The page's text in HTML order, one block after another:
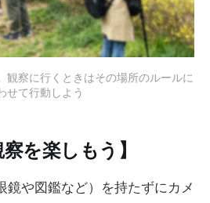
観察に行くときはその場所のルールに
せて行動しよう
を楽しもう】
鏡や図鑑など）を持たずにカメ